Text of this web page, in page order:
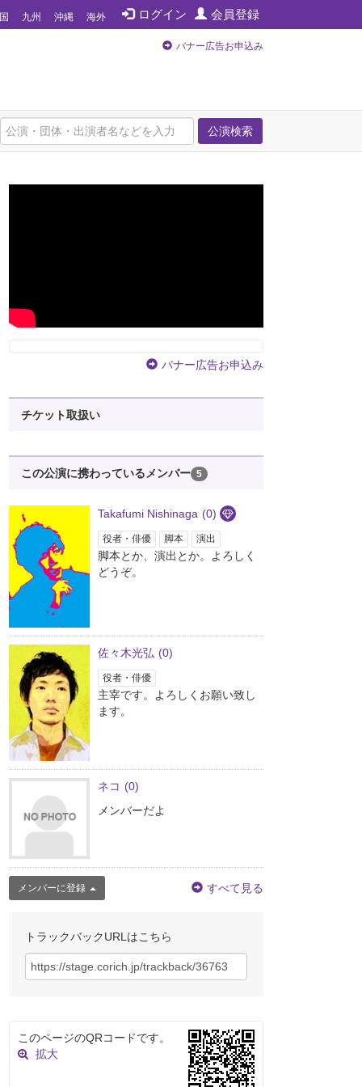
ログイン 会員登録
九州 沖縄 海外
バナー広告お申込み
公演検索
バナー広告お申込み
チケット取扱い
この公演に携わっているメンバー 5
Takafumi Nishinaga (0)
役者・俳優 脚本 演出
脚本とか、演出とか。よろしく
どうぞ。
佐々木光弘 (0)
役者・俳優
主宰です。よろしくお願い致し
ます。
ネコ (0)
メンバーだよ
メンバーに登録 すべて見る
トラックバックURLはこちら
このページのQRコードです。
拡大